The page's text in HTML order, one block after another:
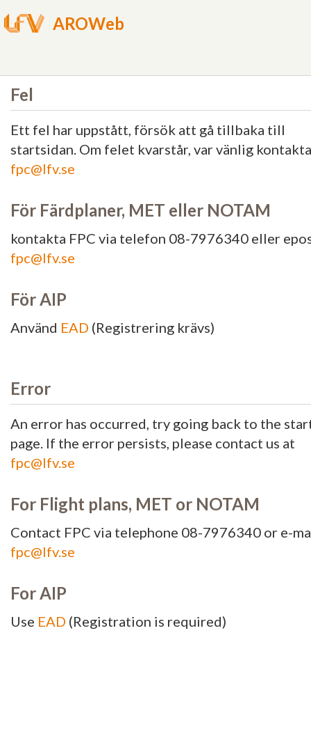
AROWeb
Fel
Ett fel har uppstått, försök att gå tillbaka till
startsidan. Om felet kvarstår, var vänlig kontakta
fpc@lfv.se
För Färdplaner, MET eller NOTAM
kontakta FPC via telefon 08-7976340 eller
fpc@lfv.se
För AIP
Använd EAD (Registrering krävs)
Error
An error has occurred, try going back to the
page. If the error persists, please contact us at
fpc@lfv.se
For Flight plans, MET or NOTAM
Contact FPC via telephone 08-7976340 or e-
fpc@lfv.se
For AIP
Use EAD (Registration is required)